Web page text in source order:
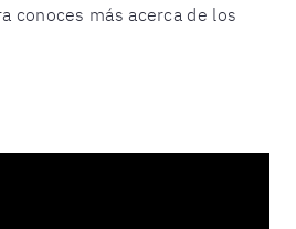
conoces más acerca de los